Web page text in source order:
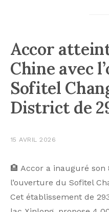
Accor
Chine avec
Sofitel
District de
15 AVRIL 2026
🏨 Accor a inauguré son
l’ouverture du Sofitel
Cet établissement de